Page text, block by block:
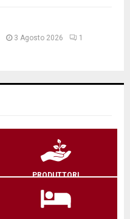
3 Agosto 2026 1
PRODUTTORI